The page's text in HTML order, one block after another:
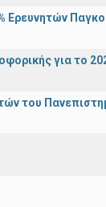
Ερευνητών
για το
του